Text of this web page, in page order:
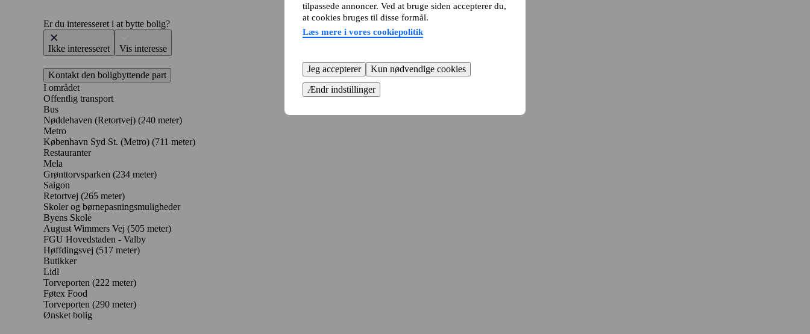
tilpassede annoncer. Ved at bruge siden accepterer du,
at cookies bruges til disse formål.
Læs mere i vores cookiepolitik
Jeg accepterer
Kun nødvendige cookies
Ændr indstillinger
Er du interesseret i at bytte bolig?
Ikke interesseret Vis interesse
Kontakt den boligbyttende part
I området
Offentlig transport
Bus
Nøddehaven (Retortvej) (240 meter)
Metro
København Syd St. (Metro) (711 meter)
Restauranter
Mela
Grønttorvsparken (234 meter)
Saigon
Retortvej (265 meter)
Skoler og børnepasningsmuligheder
Byens Skole
August Wimmers Vej (505 meter)
FGU Hovedstaden - Valby
Høffdingsvej (517 meter)
Butikker
Lidl
Torveporten (222 meter)
Føtex Food
Torveporten (290 meter)
Ønsket bolig